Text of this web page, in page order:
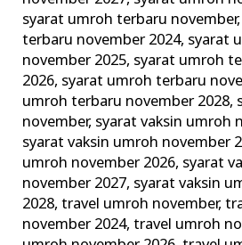
syarat umroh terbaru november,
terbaru november 2024, syarat
november 2025, syarat umroh
2026, syarat umroh terbaru
umroh terbaru november 2028,
november, syarat vaksin umroh
syarat vaksin umroh november
umroh november 2026, syarat
november 2027, syarat vaksin
2028,travel umroh november,
november 2024,travel umroh